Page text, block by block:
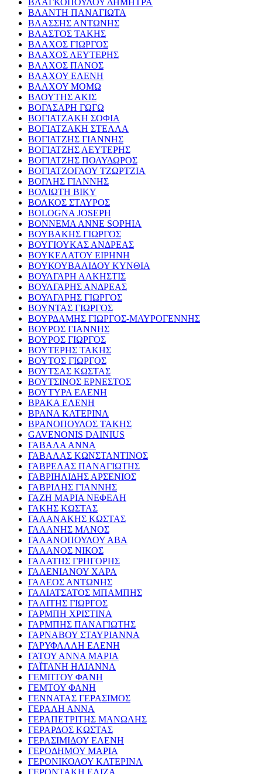
ΒΛΑΓΚΟΠΟΥΛΟΥ ΔΗΜΗΤΡΑ
ΒΛΑΝΤΗ ΠΑΝΑΓΙΩΤΑ
ΒΛΑΣΣΗΣ ΑΝΤΩΝΗΣ
ΒΛΑΣΤΟΣ ΤΑΚΗΣ
ΒΛΑΧΟΣ ΓΙΩΡΓΟΣ
ΒΛΑΧΟΣ ΛΕΥΤΕΡΗΣ
ΒΛΑΧΟΣ ΠΑΝΟΣ
ΒΛΑΧΟΥ ΕΛΕΝΗ
ΒΛΑΧΟΥ ΜΟΜΩ
ΒΛΟΥΤΗΣ ΑΚΙΣ
ΒΟΓΑΣΑΡΗ ΓΩΓΩ
ΒΟΓΙΑΤΖΑΚΗ ΣΟΦΙΑ
ΒΟΓΙΑΤΖΑΚΗ ΣΤΕΛΛΑ
ΒΟΓΙΑΤΖΗΣ ΓΙΑΝΝΗΣ
ΒΟΓΙΑΤΖΗΣ ΛΕΥΤΕΡΗΣ
ΒΟΓΙΑΤΖΗΣ ΠΟΛΥΔΩΡΟΣ
ΒΟΓΙΑΤΖΟΓΛΟΥ ΤΖΩΡΤΖΙΑ
ΒΟΓΛΗΣ ΓΙΑΝΝΗΣ
ΒΟΛΙΩΤΗ ΒΙΚΥ
ΒΟΛΚΟΣ ΣΤΑΥΡΟΣ
BOLOGNA JOSEPH
BONNEMA ANNE SOPHIA
ΒΟΥΒΑΚΗΣ ΓΙΩΡΓΟΣ
ΒΟΥΓΙΟΥΚΑΣ ΑΝΔΡΕΑΣ
ΒΟΥΚΕΛΑΤΟΥ ΕΙΡΗΝΗ
ΒΟΥΚΟΥΒΑΛΙΔΟΥ ΚΥΝΘΙΑ
ΒΟΥΛΓΑΡΗ ΑΛΚΗΣΤΙΣ
ΒΟΥΛΓΑΡΗΣ ΑΝΔΡΕΑΣ
ΒΟΥΛΓΑΡΗΣ ΓΙΩΡΓΟΣ
ΒΟΥΝΤΑΣ ΓΙΩΡΓΟΣ
ΒΟΥΡΔΑΜΗΣ ΓΙΩΡΓΟΣ-ΜΑΥΡΟΓΕΝΝΗΣ
ΒΟΥΡΟΣ ΓΙΑΝΝΗΣ
ΒΟΥΡΟΣ ΓΙΩΡΓΟΣ
ΒΟΥΤΕΡΗΣ ΤΑΚΗΣ
ΒΟΥΤΟΣ ΓΙΩΡΓΟΣ
ΒΟΥΤΣΑΣ ΚΩΣΤΑΣ
ΒΟΥΤΣΙΝΟΣ ΕΡΝΕΣΤΟΣ
ΒΟΥΤΥΡΑ ΕΛΕΝΗ
ΒΡΑΚΑ ΕΛΕΝΗ
ΒΡΑΝΑ ΚΑΤΕΡΙΝΑ
ΒΡΑΝΟΠΟΥΛΟΣ ΤΑΚΗΣ
GAVENONIS DAINIUS
ΓΑΒΑΛΑ ΑΝΝΑ
ΓΑΒΑΛΑΣ ΚΩΝΣΤΑΝΤΙΝΟΣ
ΓΑΒΡΕΛΑΣ ΠΑΝΑΓΙΩΤΗΣ
ΓΑΒΡΙΗΛΙΔΗΣ ΑΡΣΕΝΙΟΣ
ΓΑΒΡΙΛΗΣ ΓΙΑΝΝΗΣ
ΓΑΖΗ ΜΑΡΙΑ ΝΕΦΕΛΗ
ΓΑΚΗΣ ΚΩΣΤΑΣ
ΓΑΛΑΝΑΚΗΣ ΚΩΣΤΑΣ
ΓΑΛΑΝΗΣ ΜΑΝΟΣ
ΓΑΛΑΝΟΠΟΥΛΟΥ ΑΒΑ
ΓΑΛΑΝΟΣ ΝΙΚΟΣ
ΓΑΛΑΤΗΣ ΓΡΗΓΟΡΗΣ
ΓΑΛΕΝΙΑΝΟΥ ΧΑΡΑ
ΓΑΛΕΟΣ ΑΝΤΩΝΗΣ
ΓΑΛΙΑΤΣΑΤΟΣ ΜΠΑΜΠΗΣ
ΓΑΛΙΤΗΣ ΓΙΩΡΓΟΣ
ΓΑΡΜΠΗ ΧΡΙΣΤΙΝΑ
ΓΑΡΜΠΗΣ ΠΑΝΑΓΙΩΤΗΣ
ΓΑΡΝΑΒΟΥ ΣΤΑΥΡΙΑΝΝΑ
ΓΑΡΥΦΑΛΛΗ ΕΛΕΝΗ
ΓΑΤΟΥ ΑΝΝΑ ΜΑΡΙΑ
ΓΑΪΤΑΝΗ ΗΛΙΑΝΝΑ
ΓΕΜΠΤΟΥ ΦΑΝΗ
ΓΕΜΤΟΥ ΦΑΝΗ
ΓΕΝΝΑΤΑΣ ΓΕΡΑΣΙΜΟΣ
ΓΕΡΑΛΗ ΑΝΝΑ
ΓΕΡΑΠΕΤΡΙΤΗΣ ΜΑΝΩΛΗΣ
ΓΕΡΑΡΔΟΣ ΚΩΣΤΑΣ
ΓΕΡΑΣΙΜΙΔΟΥ ΕΛΕΝΗ
ΓΕΡΟΔΗΜΟΥ ΜΑΡΙΑ
ΓΕΡΟΝΙΚΟΛΟΥ ΚΑΤΕΡΙΝΑ